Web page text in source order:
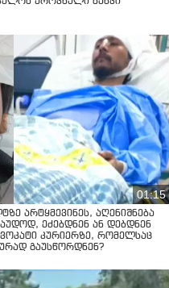
01:15
არტყმევინეს, აღენიშნება
ეძებდნენ ან დებდნენ
კურიერზე, რომელსაც
გაუსწორდნენ?